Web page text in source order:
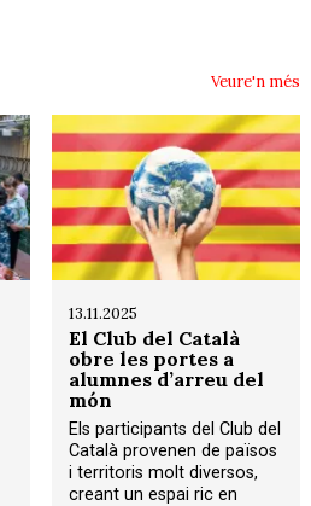
Veure'n més
13.11.2025
El Club del Català
obre les portes a
alumnes d’arreu del
món
Els participants del Club del
Català provenen de països
i territoris molt diversos,
creant un espai ric en